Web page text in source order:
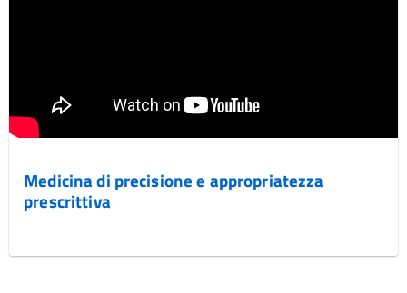
Medicina di precisione e appropriatezza
prescrittiva